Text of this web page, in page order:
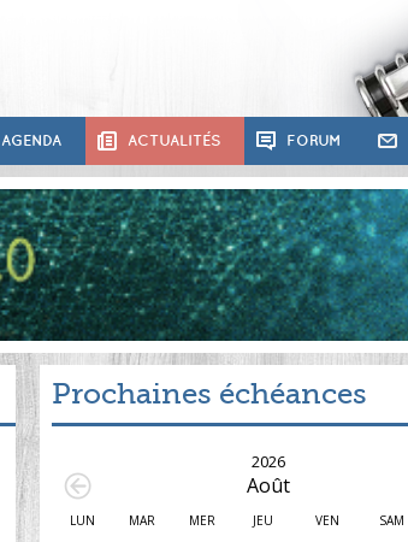
AGENDA ACTUALITÉS FORUM
Prochaines échéances
2026
Août
LUN MAR MER JEU VEN SAM